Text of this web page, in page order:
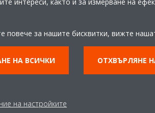
повече за нашите бисквитки, вижте
НА ВСИЧКИ ОТХВЪРЛЯНЕ
на настройките